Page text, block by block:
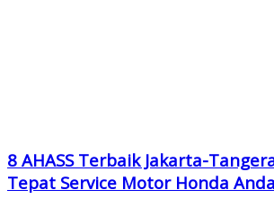
8 AHASS Terbaik Jakarta-
Tepat Service Motor Honda Anda